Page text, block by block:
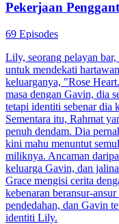
Pekerjaan
69 Episodes
Lily, seorang pelayan
untuk mendekati
keluarganya, "Rose
masa dengan Gavin, dia
tetapi identiti sebenar dia
Sementara itu, Rahmat
penuh dendam. Dia
kini mahu menuntut
miliknya. Ancaman
keluarga Gavin, dan
Grace mengisi cerita
kebenaran beransur-
pendedahan, dan Gavin
identiti Lily.